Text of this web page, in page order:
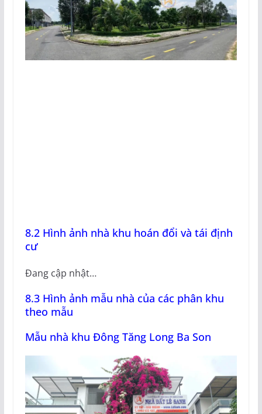
8.2 Hình ảnh nhà khu hoán đổi và tái định
cư
Đang cập nhật…
8.3 Hình ảnh mẫu nhà của các phân khu
theo mẫu
Mẫu nhà khu Đông Tăng Long Ba Son